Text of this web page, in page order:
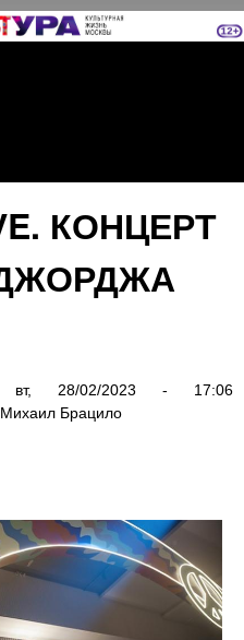
КОНЦЕРТ
вт, 28/02/2023 - 17:06
Михаил Брацило